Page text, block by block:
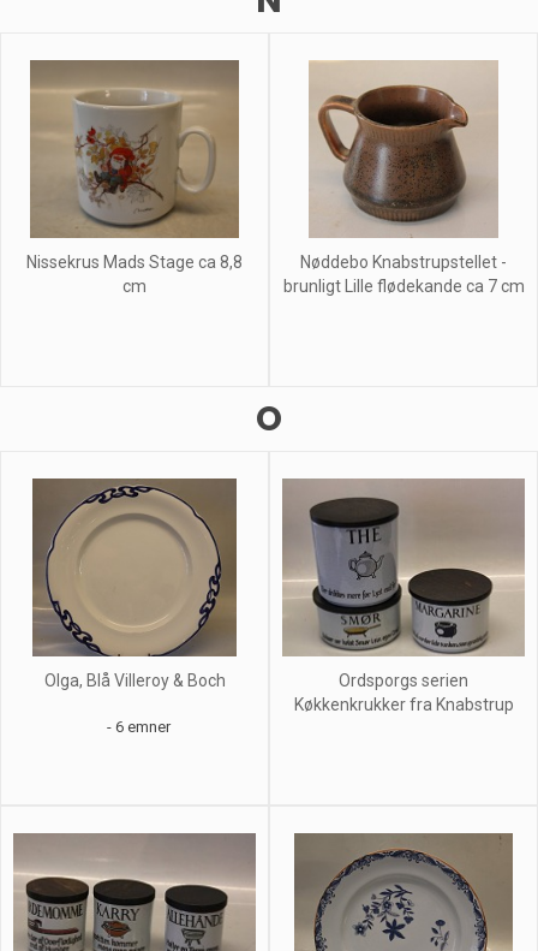
Nissekrus Mads Stage ca 8,8
cm
Nøddebo Knabstrupstellet -
brunligt Lille flødekande ca 7 cm
O
Olga, Blå Villeroy & Boch
- 6 emner
Ordsporgs serien
Køkkenkrukker fra Knabstrup